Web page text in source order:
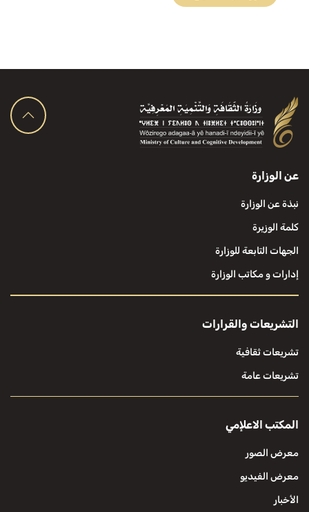
عن الوزارة
نبذة عن الوزارة
كلمة الوزيرة
الجهات التابعة للوزارة
إدارات و مكاتب الوزارة
التشريعات والقرارات
تشريعات ثقافية
تشريعات عامة
المكتب الاعلإمي
معرض الصور
معرض الفيديو
الأخبار